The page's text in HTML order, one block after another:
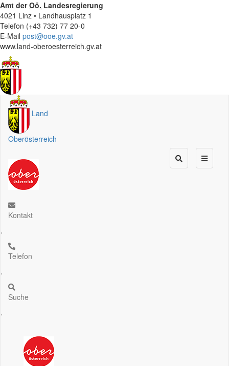
Amt derOö. Landesregierung
4021 Linz • Landhausplatz 1
Telefon (+43 732) 77 20-0
E-Mail post@ooe.gv.at
www.land-oberoesterreich.gv.at
Land
Oberösterreich
Kontakt
.
Telefon
.
Suche
.